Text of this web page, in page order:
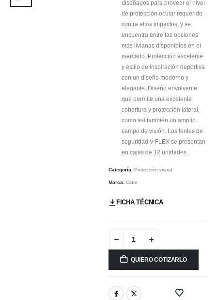
diseñados para proveer el nivel
de protección ocular requerido
contra altos impactos, y se
encuentra entre las opciones
más livianas disponibles en el
mercado. Protección excelente
y estilo de inspiración deportiva
con un diseño moderno y
elegante. Diseño envolvente
que permite una excelente
cobertura y protección lateral,
como así también un amplio
campo de visión. Los lentes de
seguridad V-FLEX se presentan
en cajas de 12 unidades.
Categoría: Protección visual
Marca: Clute
FICHA TÉCNICA
QUIERO COTIZARLO